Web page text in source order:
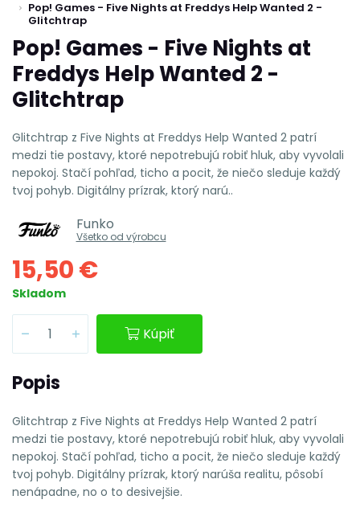
Pop! Games - Five Nights at Freddys Help Wanted 2 -
Glitchtrap
Pop! Games - Five Nights at
Freddys Help Wanted 2 -
Glitchtrap
Glitchtrap z Five Nights at Freddys Help Wanted 2 patrí
medzi tie postavy, ktoré nepotrebujú robiť hluk, aby vyvolali
nepokoj. Stačí pohľad, ticho a pocit, že niečo sleduje každý
tvoj pohyb. Digitálny prízrak, ktorý narú..
Funko
Všetko od výrobcu
15,50 €
Skladom
Kúpiť
Popis
Glitchtrap z Five Nights at Freddys Help Wanted 2 patrí
medzi tie postavy, ktoré nepotrebujú robiť hluk, aby vyvolali
nepokoj. Stačí pohľad, ticho a pocit, že niečo sleduje každý
tvoj pohyb. Digitálny prízrak, ktorý narúša realitu, pôsobí
nenápadne, no o to desivejšie.